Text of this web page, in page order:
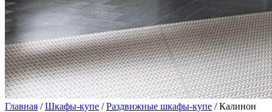
Главная /Шкафы-купе /Раздвижные шкафы-купе / Калинон